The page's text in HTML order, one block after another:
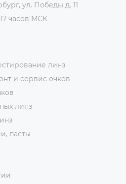
ул. Победы д. 11
часов МСК
линз
и сервис очков
линз
пасты